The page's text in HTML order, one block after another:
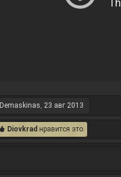
Demaskinas, 23 авг 2013
Diovkrad нравится это.